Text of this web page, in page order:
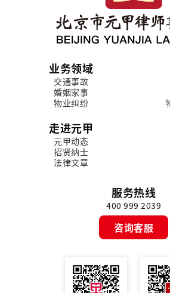
业务领域
交通事故
婚姻家事
物业纠纷
走进元甲
元甲动态
招贤纳士
法律文章
服务热线
400 999 2039
咨询客服